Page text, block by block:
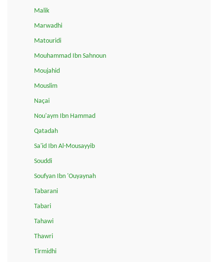
Malik
Marwadhi
Matouridi
Mouhammad Ibn Sahnoun
Moujahid
Mouslim
Naçai
Nou'aym Ibn Hammad
Qatadah
Sa'id Ibn Al-Mousayyib
Souddi
Soufyan Ibn 'Ouyaynah
Tabarani
Tabari
Tahawi
Thawri
Tirmidhi